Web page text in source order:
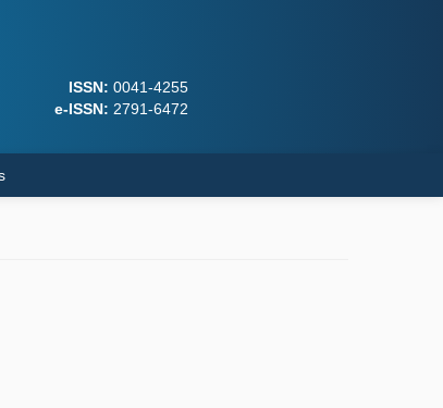
ISSN: 0041-4255
e-ISSN: 2791-6472